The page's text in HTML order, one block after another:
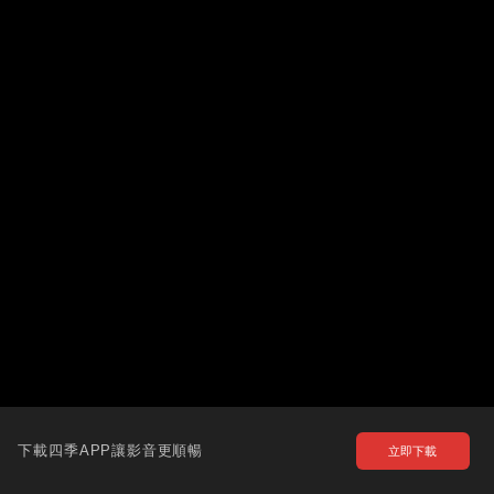
下載四季APP讓影音更順暢 立即下載